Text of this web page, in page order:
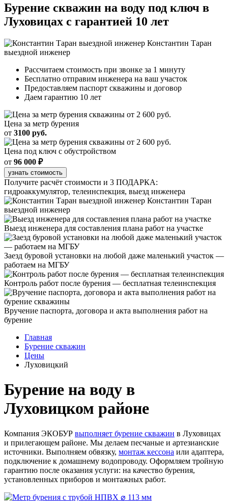
Бурение скважин на воду под ключ в
Луховицах с гарантией 10 лет
Константин Таран
выездной инженер
Рассчитаем стоимость при звонке за 1 минуту
Бесплатно отправим инженера на ваш участок
Предоставляем паспорт скважины и договор
Даем гарантию 10 лет
Цена за метр бурения
от 3100 руб.
Цена под ключ с обустройством
от 96 000 ₽
узнать стоимость
Получите расчёт стоимости и 3 ПОДАРКА:
гидроаккумулятор, телеинспекция, выезд инженера
Константин Таран
выездной инженер
Выезд инженера для составления плана работ на участке
Заезд буровой установки на любой даже маленький участок —
работаем на МГБУ
Контроль работ после бурения — бесплатная телеинспекция
Вручение паспорта, договора и акта выполнения работ на
бурение
Главная
Бурение скважин
Цены
Луховицкий
Бурение на воду в
Луховицком районе
Компания ЭКОБУР выполняет бурение скважин в Луховицах
и прилегающем районе. Мы делаем песчаные и артезианские
источники. Выполняем обвязку, монтаж кессона или адаптера,
подключение к домашнему водопроводу. Оформляем тройную
гарантию после оказания услуги: на качество бурения,
установленных приборов и монтажных работ.